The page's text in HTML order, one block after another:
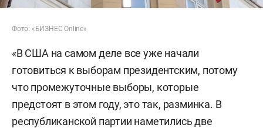
Фото: «БИЗНЕС Online»
«В США на самом деле все уже начали
готовиться к выборам президентским, потому
что промежуточные выборы, которые
предстоят в этом году, это так, разминка. В
республиканской партии наметились две